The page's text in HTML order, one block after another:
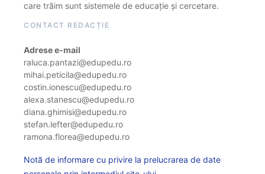
care trăim sunt sistemele de educație și cercetare.
CONTACT REDACȚIE
Adrese e-mail
raluca.pantazi@edupedu.ro
mihai.peticila@edupedu.ro
costin.ionescu@edupedu.ro
alexa.stanescu@edupedu.ro
diana.ghimisi@edupedu.ro
stefan.lefter@edupedu.ro
ramona.florea@edupedu.ro
Notă de informare cu privire la prelucrarea de date